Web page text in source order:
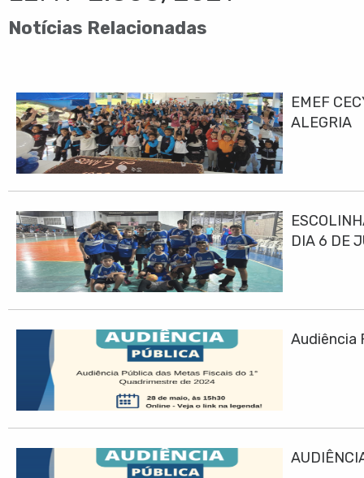
Notícias Relacionadas
EMEF
ALEGRIA
DIA 6 DE
Audiência